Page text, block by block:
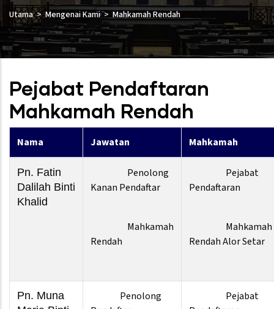
Utama Mengenai Kami Mahkamah Rendah
Pejabat Pendaftaran
Mahkamah Rendah
Nama Jawatan Mahkamah
Pn. Fatin
Dalilah Binti
Khalid
Penolong
Kanan Pendaftar
Mahkamah
Rendah
Pejabat
Pendaftaran
Mahkamah
Rendah Alor Setar
Pn. Muna
Penolong
Pejabat